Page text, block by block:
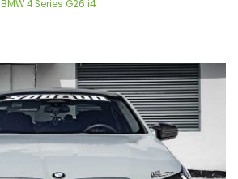
BMW 4 Series G26 i4